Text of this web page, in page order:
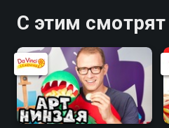
С этим смотрят